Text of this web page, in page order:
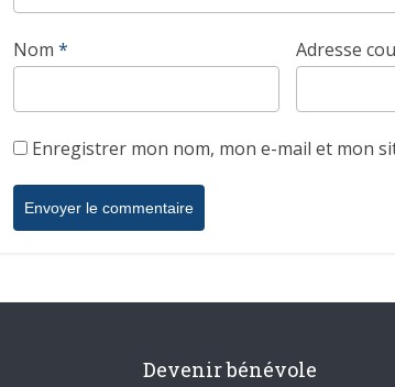
Nom * Adresse
Enregistrer mon nom, mon e-mail et mon
Devenir bénévole